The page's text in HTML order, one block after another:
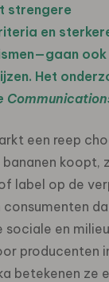
strengere
en
Het
een reep
koopt,
label op de
consumenten
sociale en
producenten
betekenen ze